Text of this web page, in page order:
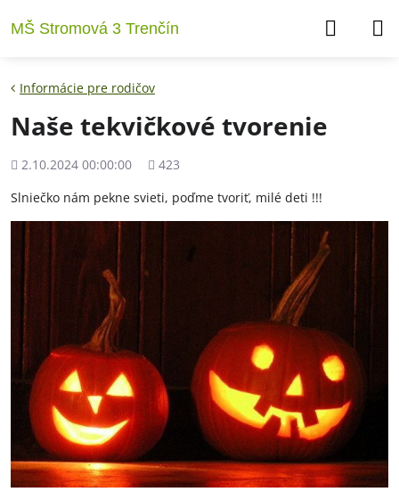
MŠ Stromová 3 Trenčín
Informácie pre rodičov
Naše tekvičkové tvorenie
Pridané
2.10.2024 00:00:00
Počet
423
Slniečko nám pekne svieti, poďme tvoriť, milé deti !!!